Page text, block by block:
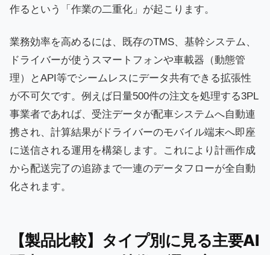
作るという「作業の二重化」が起こります。
業務効率を高めるには、既存のTMS、基幹システム、
ドライバーが使うスマートフォンや車載器（動態管
理）とAPI等でシームレスにデータ共有できる拡張性
が不可欠です。例えば日量500件の注文を処理する3PL
事業者であれば、受注データが配車システムへ自動連
携され、計算結果がドライバーのモバイル端末へ即座
に送信される運用を構築します。これにより計画作成
から配送完了の追跡まで一連のデータフローが全自動
化されます。
【製品比較】タイプ別に見る主要AI